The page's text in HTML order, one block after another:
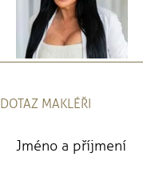
DOTAZ MAKLÉŘI
Jméno a příjmení